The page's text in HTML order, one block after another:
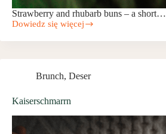
Strawberry and rhubarb buns – a short…
Dowiedz się więcej
Drożdżówki
Brunch, Deser
Kaiserschmarrn